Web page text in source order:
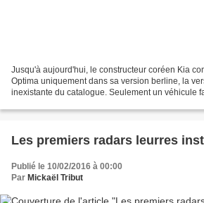
Jusqu'à aujourd'hui, le constructeur coréen Kia
Optima uniquement dans sa version berline, la
inexistante du catalogue. Seulement un véhicule
Les premiers radars leurres
Publié le 10/02/2016 à 00:00
Par Mickaël Tribut